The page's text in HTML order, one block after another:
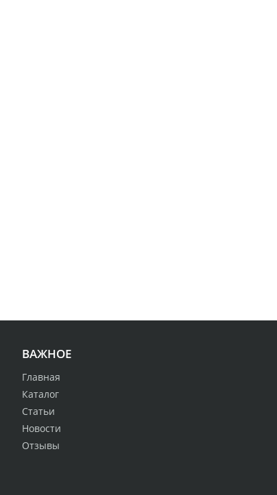
ВАЖНОЕ
Главная
Каталог
Статьи
Новости
Отзывы